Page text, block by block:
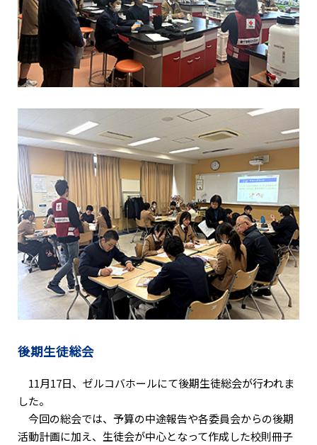
後期生徒総会
11月17日、ゼルコバホールにて後期生徒総会が行われま
した。
今回の総会では、予算の中途報告や各委員会からの後期
活動計画に加え、生徒会が中心となって作成した校則冊子